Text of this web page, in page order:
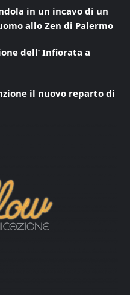
in un incavo di un
allo Zen di Palermo
dell’ Infiorata a
il nuovo reparto di